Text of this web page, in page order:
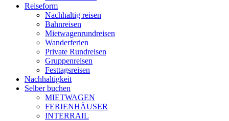
Reiseform
Nachhaltig reisen
Bahnreisen
Mietwagenrundreisen
Wanderferien
Private Rundreisen
Gruppenreisen
Festtagsreisen
Nachhaltigkeit
Selber buchen
MIETWAGEN
FERIENHÄUSER
INTERRAIL